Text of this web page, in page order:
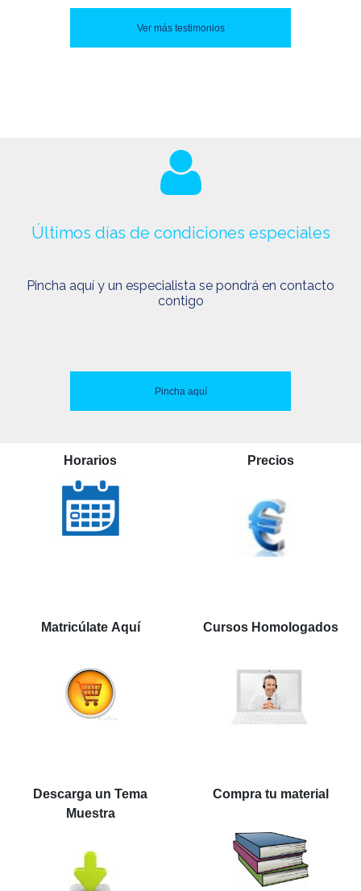
Ver más testimonios
Últimos días de condiciones especiales
Pincha aquí y un especialista se pondrá en contacto
contigo
Pincha aquí
Horarios Precios
Matricúlate Aquí Cursos Homologados
Descarga un Tema
Muestra
Compra tu material